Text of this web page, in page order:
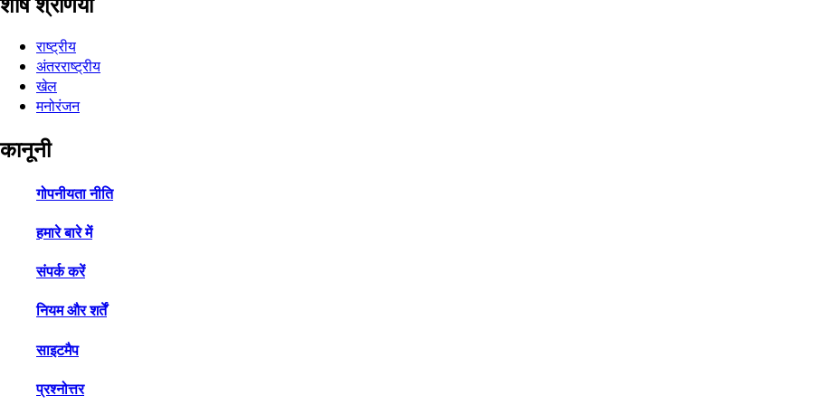
राष्ट्रीय
अंतरराष्ट्रीय
खेल
मनोरंजन
कानूनी
गोपनीयता नीति
हमारे बारे में
संपर्क करें
नियम और शर्तें
साइटमैप
प्रश्नोत्तर